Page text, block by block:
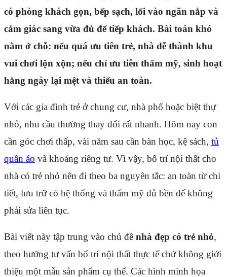
có phòng khách gọn, bếp sạch, lối vào ngăn nắp và
cảm giác sang vừa đủ để tiếp khách. Bài toán khó
nằm ở chỗ: nếu quá ưu tiên trẻ, nhà dễ thành khu
vui chơi lộn xộn; nếu chỉ ưu tiên thẩm mỹ, sinh hoạt
hằng ngày lại mệt và thiếu an toàn.
Với các gia đình trẻ ở chung cư, nhà phố hoặc biệt thự
nhỏ, nhu cầu thường thay đổi rất nhanh. Hôm nay con
cần góc chơi thấp, vài năm sau cần bàn học, kệ sách, tủ
quần áo và khoảng riêng tư. Vì vậy, bố trí nội thất cho
nhà có trẻ nhỏ nên đi theo ba nguyên tắc: an toàn từ chi
tiết, lưu trữ có hệ thống và thẩm mỹ đủ bền để không
phải sửa liên tục.
Bài viết này tập trung vào chủ đề nhà đẹp có trẻ nhỏ,
theo hướng tư vấn bố trí nội thất thực tế chứ không giới
thiệu một mẫu sản phẩm cụ thể. Các hình minh họa